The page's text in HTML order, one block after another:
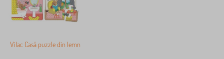
Vilac Casă puzzle din lemn